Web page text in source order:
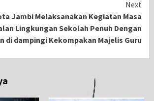
Next
Jambi Melaksanakan Kegiatan Masa
Lingkungan Sekolah Penuh Dengan
di dampingi Kekompakan Majelis Guru